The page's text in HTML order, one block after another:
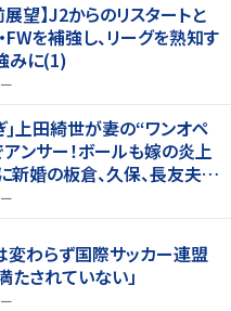
望】J2からのリスタートと
FWを補強し、リーグを熟知す
みに(1)
｣上田綺世が妻の“ワンオペ
ンサー！ボールも嫁の炎上
婚の板倉、久保、長友夫妻
変わらず国際サッカー連盟
たされていない」